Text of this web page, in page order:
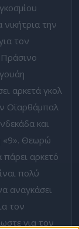
την
τον
Πράσινο
αρκετά γκολ
Οϊαρθάμπαλ
και
«9». Θεωρώ
αρκετό
πολύ
αναγκάσει
τον
για τον